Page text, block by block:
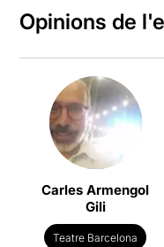
Opinions de
Carles Armengol
Gili
Teatre Barcelona